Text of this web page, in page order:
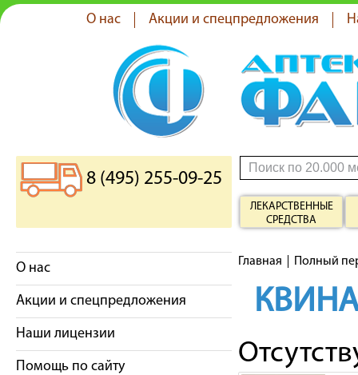
О нас Акции и спецпредложения
8 (495) 255-09-25
ЛЕКАРСТВЕННЫЕ
СРЕДСТВА
О нас
Акции и спецпредложения
Наши лицензии
Помощь по сайту
Главная Полный